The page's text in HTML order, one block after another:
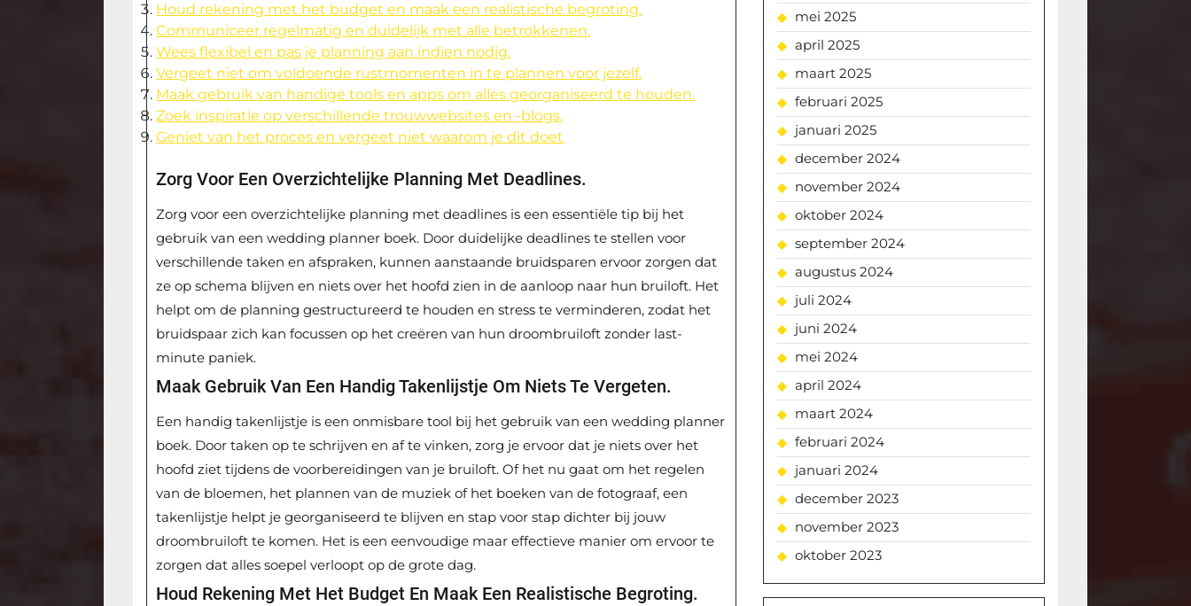
Houd rekening met het budget en maak een realistische begroting.
Communiceer regelmatig en duidelijk met alle betrokkenen.
Wees flexibel en pas je planning aan indien nodig.
Vergeet niet om voldoende rustmomenten in te plannen voor jezelf.
Maak gebruik van handige tools en apps om alles georganiseerd te houden.
Zoek inspiratie op verschillende trouwwebsites en -blogs.
Geniet van het proces en vergeet niet waarom je dit doet
Zorg Voor Een Overzichtelijke Planning Met Deadlines.
Zorg voor een overzichtelijke planning met deadlines is een essentiële tip bij het
gebruik van een wedding planner boek. Door duidelijke deadlines te stellen voor
verschillende taken en afspraken, kunnen aanstaande bruidsparen ervoor zorgen dat
ze op schema blijven en niets over het hoofd zien in de aanloop naar hun bruiloft. Het
helpt om de planning gestructureerd te houden en stress te verminderen, zodat het
bruidspaar zich kan focussen op het creëren van hun droombruiloft zonder last-
minute paniek.
Maak Gebruik Van Een Handig Takenlijstje Om Niets Te Vergeten.
Een handig takenlijstje is een onmisbare tool bij het gebruik van een wedding planner
boek. Door taken op te schrijven en af te vinken, zorg je ervoor dat je niets over het
hoofd ziet tijdens de voorbereidingen van je bruiloft. Of het nu gaat om het regelen
van de bloemen, het plannen van de muziek of het boeken van de fotograaf, een
takenlijstje helpt je georganiseerd te blijven en stap voor stap dichter bij jouw
droombruiloft te komen. Het is een eenvoudige maar effectieve manier om ervoor te
zorgen dat alles soepel verloopt op de grote dag.
Houd Rekening Met Het Budget En Maak Een Realistische Begroting.
mei 2025
april 2025
maart 2025
februari 2025
januari 2025
december 2024
november 2024
oktober 2024
september 2024
augustus 2024
juli 2024
juni 2024
mei 2024
april 2024
maart 2024
februari 2024
januari 2024
december 2023
november 2023
oktober 2023